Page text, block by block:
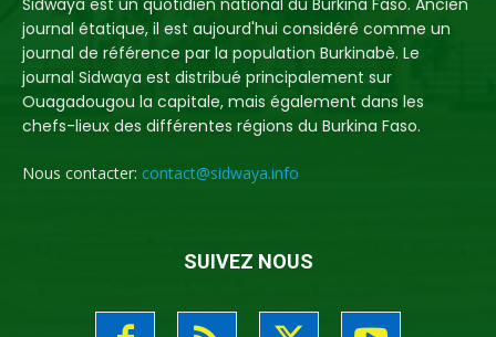
journal étatique, il est aujourd'hui considéré comme un
journal de référence par la population Burkinabè. Le
journal Sidwaya est distribué principalement sur
Ouagadougou la capitale, mais également dans les
chefs-lieux des différentes régions du Burkina Faso.
Nous contacter: contact@sidwaya.info
SUIVEZ NOUS